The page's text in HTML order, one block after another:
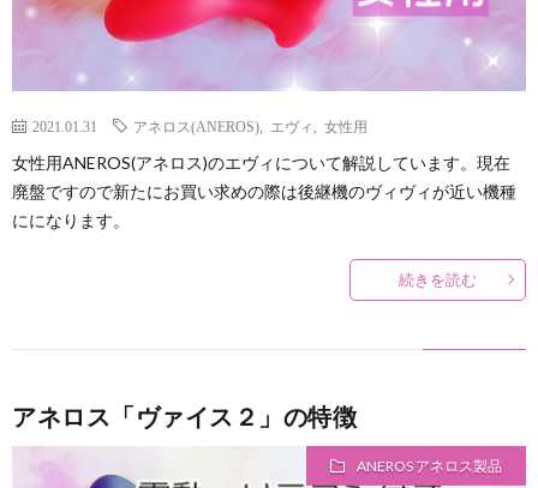
2021.01.31 アネロス(ANEROS) エヴィ 女性用
女性用ANEROS(アネロス)のエヴィについて解説しています。現在
廃盤ですので新たにお買い求めの際は後継機のヴィヴィが近い機種
にになります。
続きを読む
アネロス「ヴァイス２」の特徴
ANEROS アネロス製品